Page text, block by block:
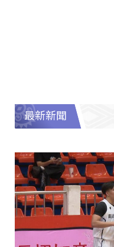
最新新聞